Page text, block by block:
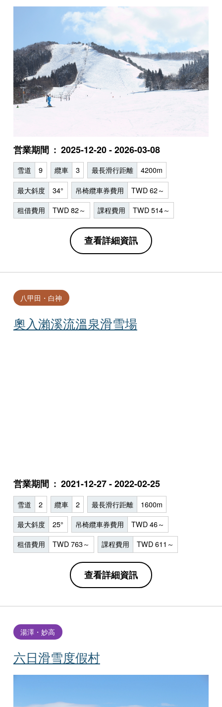
営業期間 2025-12-20 - 2026-03-08
雪道 9 纜車 3 最長滑行距離 4200m
最大斜度 34° 吊椅纜車券費用 TWD 62～
租借費用 TWD 82～ 課程費用 TWD 514～
查看詳細資訊
奧入瀨溪流溫泉滑雪場
八甲田・白神
営業期間 2021-12-27 - 2022-02-25
雪道 2 纜車 2 最長滑行距離 1600m
最大斜度 25° 吊椅纜車券費用 TWD 46～
租借費用 TWD 763～ 課程費用 TWD 611～
查看詳細資訊
六日滑雪度假村
湯澤・妙高